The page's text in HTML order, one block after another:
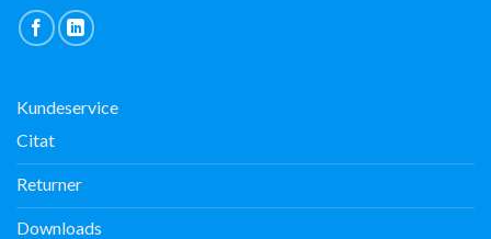
Kundeservice
Citat
Returner
Downloads